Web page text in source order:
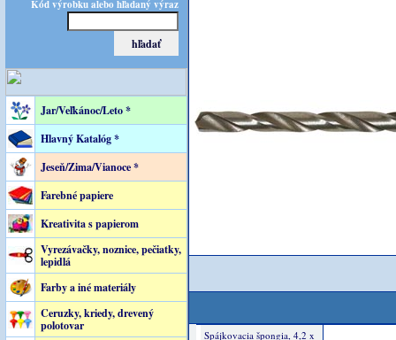
Kód výrobku alebo hľadaný výraz
Jar/Veľkánoc/Leto *
Hlavný Katalóg *
Jeseň/Zima/Vianoce *
Farebné papiere
Kreativita s papierom
Vyrezávačky, noznice, pečiatky,
lepidlá
Farby a iné materiály
Ceruzky, kriedy, drevený
polotovar